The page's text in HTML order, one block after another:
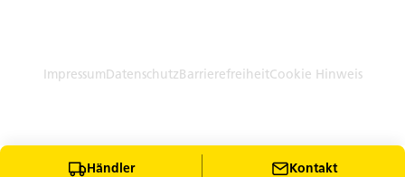
Händler Kontakt
ImpressumDatenschutzBarrierefreiheitCookie Hinweis